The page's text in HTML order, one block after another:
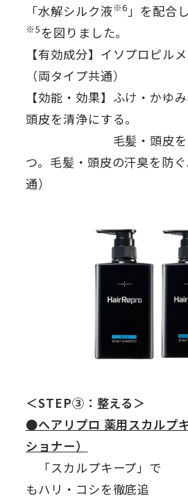
「水解シルク液※6 」を配合
※5を図りました。
【有効成分】イソプロピル
（両タイプ共通）
【効能・効果】ふけ・かゆ
頭皮を清浄にする。
毛髪・頭皮をす
つ。毛髪・頭皮の汗臭を防
通）
＜STEP③：整える＞
●ヘアリプロ 薬用スカルプ
ショナー）
「スカルプキープ」で
もハリ・コシを徹底追